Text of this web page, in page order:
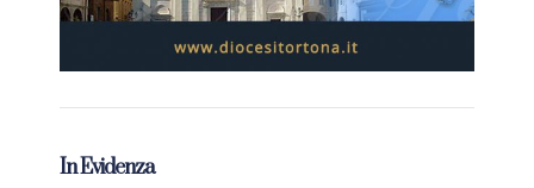
In Evidenza